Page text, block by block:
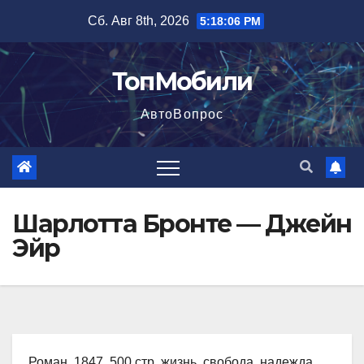
содержимому
Сб. Авг 8th, 2026 5:18:07 PM
ТопМобили
АвтоВопрос
Шарлотта Бронте — Джейн
Эйр